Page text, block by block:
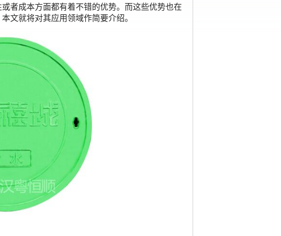
者成本方面都有着不错的优势。而这些优势也在
文就将对其应用领域作简要介绍。